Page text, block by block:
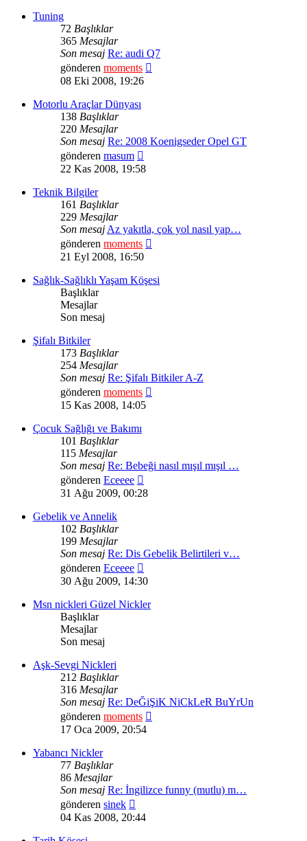
Tuning
72 Başlıklar
365 Mesajlar
Son mesaj Re: audi Q7
gönderen moments
08 Eki 2008, 19:26
Motorlu Araçlar Dünyası
138 Başlıklar
220 Mesajlar
Son mesaj Re: 2008 Koenigseder Opel GT
gönderen masum
mesajı
22 Kas 2008, 19:58
Teknik Bilgiler
161 Başlıklar
229 Mesajlar
Son mesajAz yakıtla, çok yol nasıl yap…
gönderen moments
21 Eyl 2008, 16:50
Sağlık-Sağlıklı Yaşam Köşesi
Başlıklar
Mesajlar
Son mesaj
Şifalı Bitkiler
173 Başlıklar
254 Mesajlar
Son mesaj Re: Şifalı Bitkiler A-Z
gönderen moments
15 Kas 2008, 14:05
Çocuk Sağlığı ve Bakımı
101 Başlıklar
115 Mesajlar
Son mesaj Re: Bebeği nasıl mışıl mışıl …
gönderen Eceeee
mesajı
31 Ağu 2009, 00:28
Gebelik ve Annelik
102 Başlıklar
199 Mesajlar
Son mesaj Re: Dis Gebelik Belirtileri v…
gönderen Eceeee
mesajı
30 Ağu 2009, 14:30
Msn nickleri Güzel Nickler
Başlıklar
Mesajlar
Son mesaj
Aşk-Sevgi Nickleri
212 Başlıklar
316 Mesajlar
Son mesaj Re: DeĞiŞiK NiCkLeR BuYrUn
gönderen moments
17 Oca 2009, 20:54
Yabancı Nickler
77 Başlıklar
86 Mesajlar
Son mesaj Re: İngilizce funny (mutlu) m…
gönderen sinek
mesajı
04 Kas 2008, 20:44